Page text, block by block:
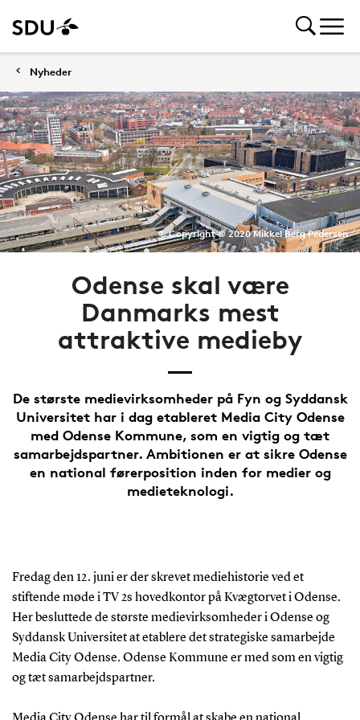
Nyheder
© Copyright © 2020 Mikkel Berg Pedersen
Odense skal være
Danmarks mest
attraktive medieby
De største medievirksomheder på Fyn og Syddansk
Universitet har i dag etableret Media City Odense
med Odense Kommune, som en vigtig og tæt
samarbejdspartner. Ambitionen er at sikre Odense
en national førerposition inden for medier og
medieteknologi.
Fredag den 12. juni er der skrevet mediehistorie ved et
stiftende møde i TV 2s hovedkontor på Kvægtorvet i Odense.
Her besluttede de største medievirksomheder i Odense og
Syddansk Universitet at etablere det strategiske samarbejde
Media City Odense. Odense Kommune er med som en vigtig
og tæt samarbejdspartner.